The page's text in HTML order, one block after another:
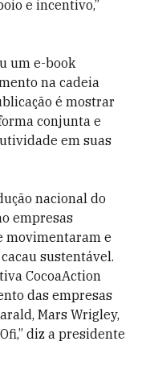
e incentivo,”
um e-book
na cadeia
é mostrar
conjunta e
em suas
nacional do
empresas
movimentaram e
sustentável.
CocoaAction
das empresas
Mars Wrigley,
diz a presidente